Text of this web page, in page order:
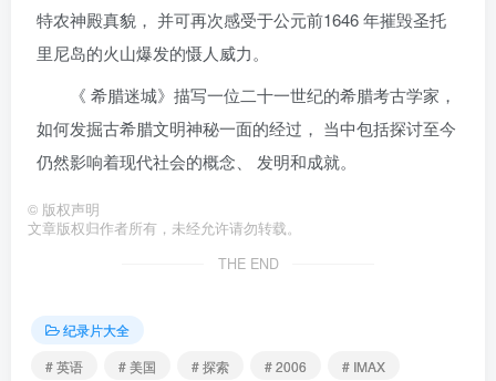
特农神殿真貌， 并可再次感受于公元前1646 年摧毁圣托
里尼岛的火山爆发的慑人威力。
《 希腊迷城》描写一位二十一世纪的希腊考古学家，
如何发掘古希腊文明神秘一面的经过， 当中包括探讨至今
仍然影响着现代社会的概念、 发明和成就。
© 版权声明
文章版权归作者所有，未经允许请勿转载。
THE END
纪录片大全
# 英语
# 美国 # 探索 # 2006 # IMAX